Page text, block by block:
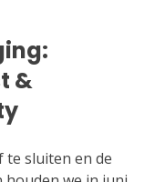
&
te sluiten en de